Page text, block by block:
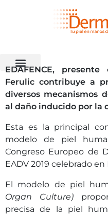
EDAFENCE,
Ferulic contribuye a
diversos mecanismos
al daño inducido por la
Esta es la principal
modelo de piel
Congreso Europeo de
EADV 2019 celebrado en
El modelo de piel
Organ Culture)
precisa de la piel